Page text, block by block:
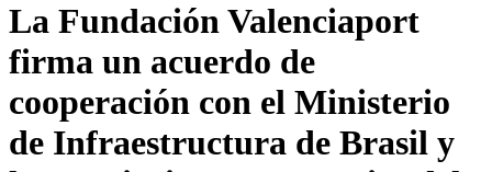
La Fundación Valenciaport
firma un acuerdo de
cooperación con el Ministerio
de Infraestructura de Brasil y